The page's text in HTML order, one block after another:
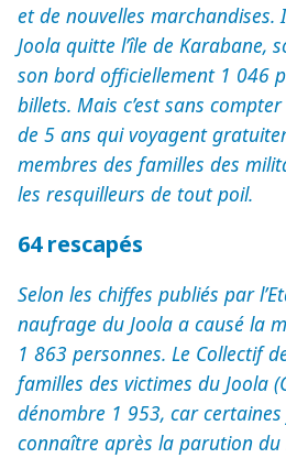
et de nouvelles marchandises.
Joola quitte l’île de Karabane,
son bord officiellement 1 046
billets. Mais c’est sans
de 5 ans qui voyagent
membres des familles des
les resquilleurs de tout poil.
64 rescapés
Selon les chiffes publiés par
naufrage du Joola a causé la
1 863 personnes. Le Collectif
familles des victimes du Joola
dénombre 1 953, car
connaître après la parution